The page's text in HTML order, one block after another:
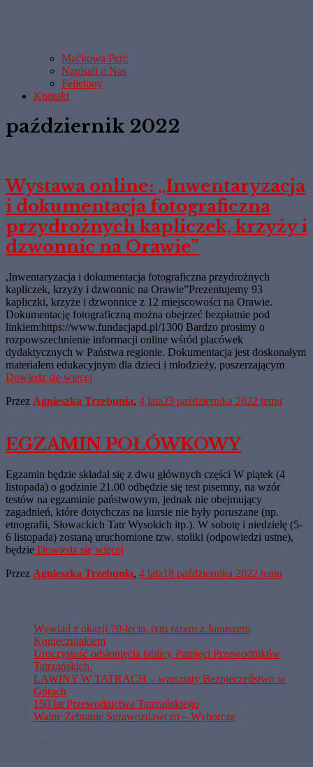
Maćkowa Perć
Napisali o Nas
Felietony
Kontakt
październik 2022
Wystawa online: ,,Inwentaryzacja
i dokumentacja fotograficzna
przydrożnych kapliczek, krzyży i
dzwonnic na Orawie”
,Inwentaryzacja i dokumentacja fotograficzna przydrożnych
kapliczek, krzyży i dzwonnic na Orawie”Prezentujemy 93
kapliczki, krzyże i dzwonnice z 12 miejscowości na Orawie.
Dokumentację fotograficzną można obejrzeć bezpłatnie pod
linkiem:https://www.fundacjapd.pl/1300 Bardzo prosimy o
rozpowszechnienie informacji online wśród placówek
dydaktycznych w Państwa regionie. Dokumentacja jest doskonałym
materiałem edukacyjnym dla dzieci i młodzieży, poszerzającym
Dowiedz się więcej
Przez Agnieszka Trzebunia, 4 lata23 października 2022 temu
EGZAMIN POŁÓWKOWY
Egzamin będzie składał się z dwu głównych części W piątek (4
listopada) o godzinie 21.00 odbędzie się test pisemny, na wzór
testów na egzaminie państwowym, jednak nie obejmujący
zagadnień, które dotychczas na kursie nie były poruszane (np.
etnografii, Słowackich Tatr Wysokich itp.). W sobotę i niedzielę (5-
6 listopada) zostaną uruchomione tzw. stoliki (odpowiedzi ustne),
będzie Dowiedz się więcej
Przez Agnieszka Trzebunia, 4 lata18 października 2022 temu
Wywiad z okazji 70-lecia, tym razem z Januszem
Konieczniakiem
Uroczystość odsłonięcia tablicy Pamięci Przewodników
Tatrzańskich.
LAWINY W TATRACH – warsztaty Bezpieczeństwo w
Górach
150 lat Przewodnictwa Tatrzańskiego
Walne Zebranie Sprawozdawczo – Wyborcze